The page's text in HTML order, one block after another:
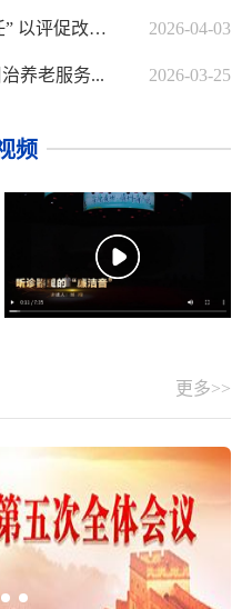
黔东南施秉：述责述廉“晒责任” 以评促改见实效 2026-04-03
养老服务... 2026-03-25
频
更多>>